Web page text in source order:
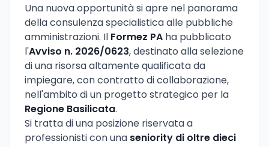
Una nuova opportunità si apre nel panorama
della consulenza specialistica alle pubbliche
amministrazioni. Il Formez PA ha pubblicato
l'Avviso n. 2026/0623, destinato alla selezione
di una risorsa altamente qualificata da
impiegare, con contratto di collaborazione,
nell'ambito di un progetto strategico per la
Regione Basilicata.
Si tratta di una posizione riservata a
professionisti con una seniority di oltre dieci